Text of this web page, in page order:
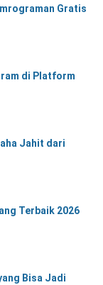
Gratis
di Platform
Jahit dari
Terbaik 2026
Bisa Jadi